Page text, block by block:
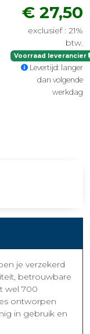
€ 27,50
exclusief : 21%
btw.
Voorraad leverancier
Levertijd: langer
dan volgende
werkdag
je verzekerd
betrouwbare
wel 700
ontworpen
in gebruik en